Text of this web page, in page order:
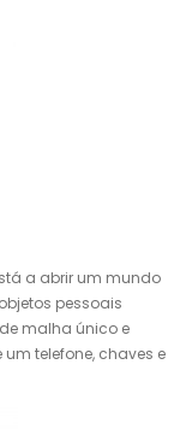
a abrir um mundo
pessoais
malha único e
telefone, chaves e